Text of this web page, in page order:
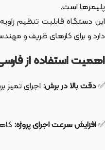
پلیمرها است.
این دستگاه قابلیت تنظیم
دارد و برای کارهای ظریف و
اهمیت استفاده از
✅دقت بالا در برش:اجرای تمیز
✅افزایش سرعت اجرای پروژه: